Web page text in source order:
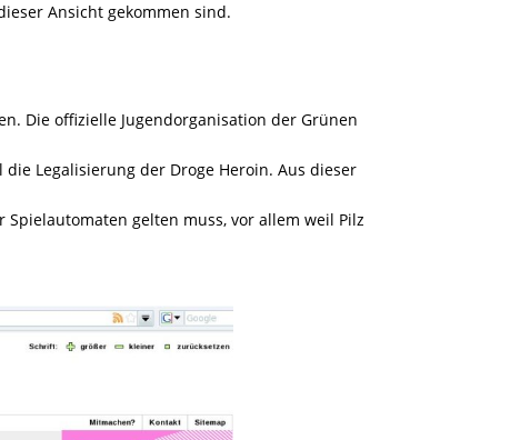
Ansicht gekommen sind.
Die offizielle Jugendorganisation der Grünen
die Legalisierung der Droge Heroin. Aus dieser
gelten muss, vor allem weil Pilz